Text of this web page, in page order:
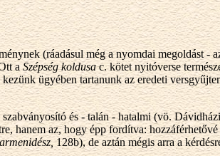
(ráadásul még a nyomdai megoldást -
aSzépség koldusac. kötet nyitóverse
ügyében tartanunk az eredeti
és - talán - hatalmi (vö.
hanem az, hogy épp fordítva:
128b), de aztán mégis arra a